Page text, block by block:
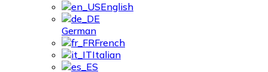
English
German
French
Italian